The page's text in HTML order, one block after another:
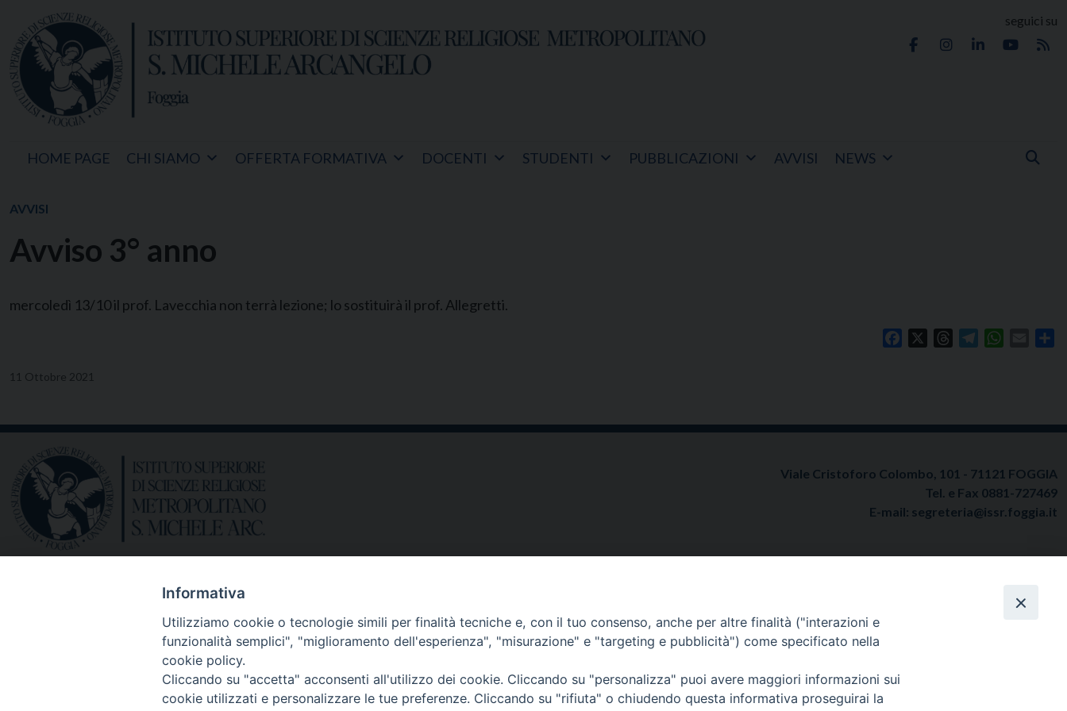
content
seguici su
HOME PAGE CHI SIAMO OFFERTA FORMATIVA DOCENTI STUDENTI PUBBLICAZIONI AVVISI NEWS
AVVISI
Avviso 3° anno
mercoledì 13/10 il prof. Lavecchia non terrà lezione; lo sostituirà il prof. Allegretti.
Facebook ThreadsTelegramWhatsApp
Email
11 Ottobre 2021
Viale Cristoforo Colombo, 101 - 71121 FOGGIA
Tel. e Fax 0881-727469
E-mail: segreteria@issr.foggia.it
Copyright © Istituto Superiore di Scienze Religiose Metropolitano “San Michele Arcangelo” Foggia
Informativa
Utilizziamo cookie o tecnologie simili per finalità tecniche e, con il tuo consenso, anche per altre finalità ("interazioni e
funzionalità semplici", "miglioramento dell'esperienza", "misurazione" e "targeting e pubblicità") come specificato nella
cookie policy.
Cliccando su "accetta" acconsenti all'utilizzo dei cookie. Cliccando su "personalizza" puoi avere maggiori informazioni sui
cookie utilizzati e personalizzare le tue preferenze. Cliccando su "rifiuta" o chiudendo questa informativa proseguirai la